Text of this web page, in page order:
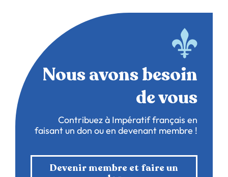
Nous avons besoin
de vous
Contribuez à Impératif français en
faisant un don ou en devenant membre !
Devenir membre et faire un